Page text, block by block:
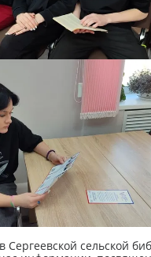
сельской